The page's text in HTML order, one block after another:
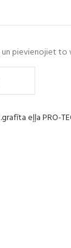
un pievienojiet to